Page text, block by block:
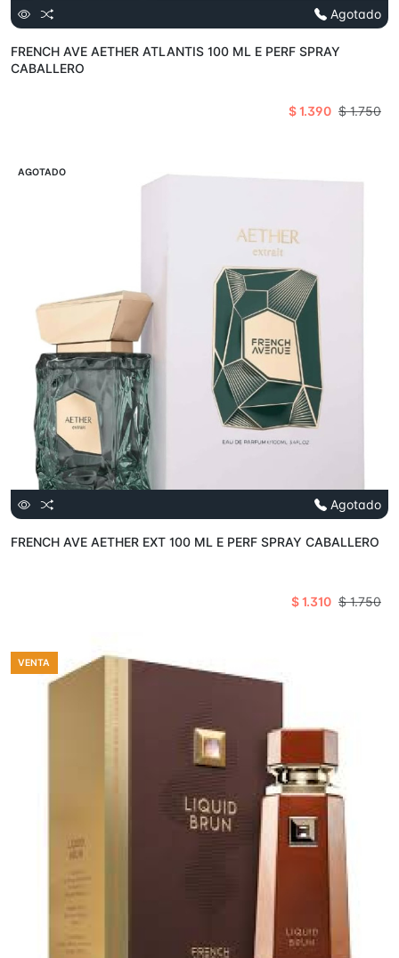
Agotado
FRENCH AVE AETHER ATLANTIS 100 ML E PERF SPRAY
CABALLERO
$ 1.390 $ 1.750
VENTA
AGOTADO
Agotado
FRENCH AVE AETHER EXT 100 ML E PERF SPRAY CABALLERO
$ 1.310 $ 1.750
VENTA